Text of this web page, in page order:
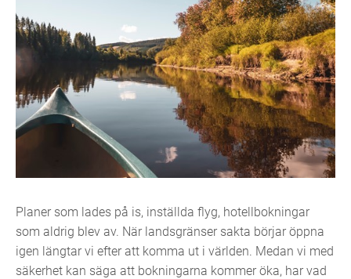
Planer som lades på is, inställda flyg, hotellbokningar
som aldrig blev av. När landsgränser sakta börjar öppna
igen längtar vi efter att komma ut i världen. Medan vi med
säkerhet kan säga att bokningarna kommer öka, har vad